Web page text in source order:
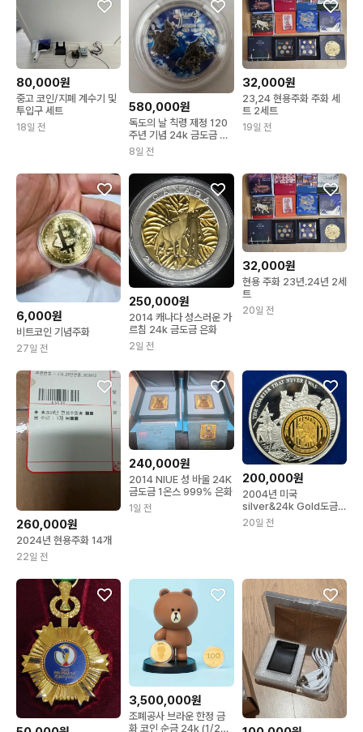
80,000원
중고 코인/지폐 계수기 및
투입구 세트
18일 전
580,000원
독도의 날 칙령 제정 120
주년 기념 24k 금도금 은
메달
8일 전
32,000원
23,24 현용주화 주화 세
트 2세트
19일 전
6,000원
비트코인 기념주화
27일 전
250,000원
2014 캐나다 성스러운 가
르침 24k 금도금 은화
2일 전
32,000원
현용 주화 23년.24년 2세
트
20일 전
260,000원
2024년 현용주화 14개
22일 전
240,000원
2014 NIUE 성 바울 24K
금도금 1온스 999% 은화
1일 전
200,000원
2004년 미국
silver&24k Gold도금
주 쿼터 인레이메달리온주
20일 전
3,500,000원
조폐공사 브라운 한정 금
화 코인 순금 24k (1/2온